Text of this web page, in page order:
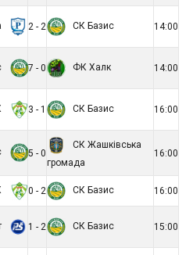
2 - 2 СК Базис 14:00
7 - 0 ФК Халк 14:00
3 - 1 СК Базис 16:00
5 - 0
СК Жашківська
громада
16:00
0 - 2 СК Базис 16:00
1 - 2 СК Базис 15:00